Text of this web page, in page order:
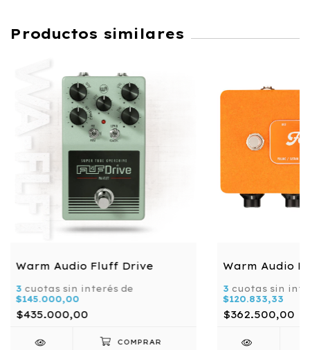
Productos similares
Warm Audio Fluff Drive
3 cuotas sin interés de
$145.000,00
$435.000,00
Warm Audio
3 cuotas sin
$120.833,33
$362.500,00